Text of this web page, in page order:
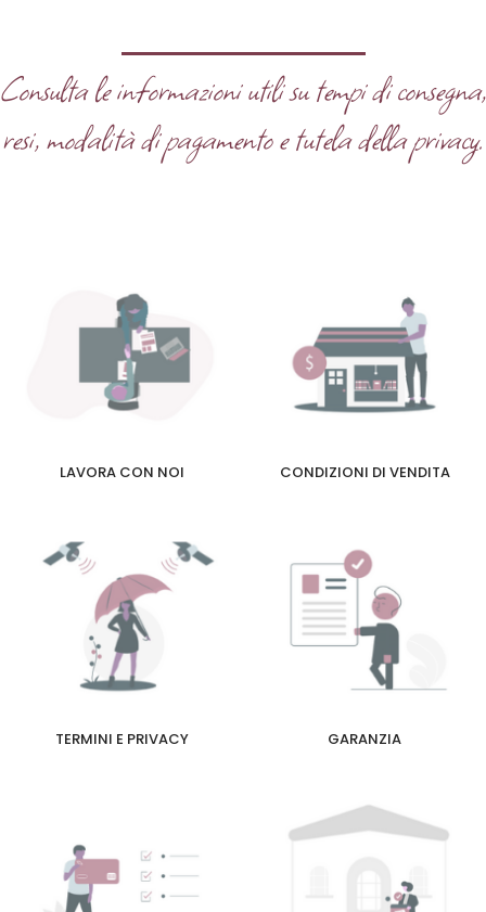
Consulta le informazioni utili su tempi di consegna,
resi, modalità di pagamento e tutela della privacy.
LAVORA CON NOI CONDIZIONI DI VENDITA
TERMINI E PRIVACY GARANZIA